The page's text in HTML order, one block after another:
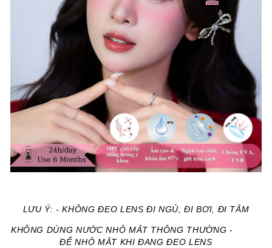
LƯU Ý: - KHÔNG ĐEO LENS ĐI NGỦ, ĐI BƠI, ĐI TẮM
- KHÔNG DÙNG NƯỚC NHỎ MẮT THÔNG THƯỜNG
ĐỂ NHỎ MẮT KHI ĐANG ĐEO LENS